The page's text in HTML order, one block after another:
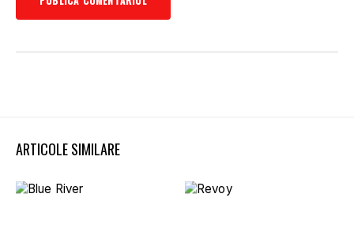
ARTICOLE SIMILARE